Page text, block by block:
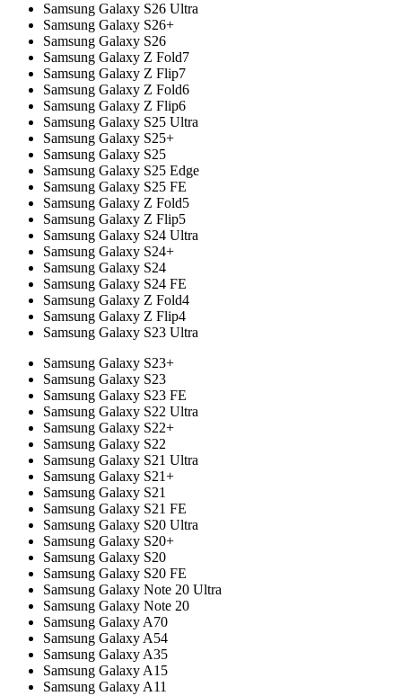
Samsung Galaxy S26 Ultra
Samsung Galaxy S26+
Samsung Galaxy S26
Samsung Galaxy Z Fold7
Samsung Galaxy Z Flip7
Samsung Galaxy Z Fold6
Samsung Galaxy Z Flip6
Samsung Galaxy S25 Ultra
Samsung Galaxy S25+
Samsung Galaxy S25
Samsung Galaxy S25 Edge
Samsung Galaxy S25 FE
Samsung Galaxy Z Fold5
Samsung Galaxy Z Flip5
Samsung Galaxy S24 Ultra
Samsung Galaxy S24+
Samsung Galaxy S24
Samsung Galaxy S24 FE
Samsung Galaxy Z Fold4
Samsung Galaxy Z Flip4
Samsung Galaxy S23 Ultra
Samsung Galaxy S23+
Samsung Galaxy S23
Samsung Galaxy S23 FE
Samsung Galaxy S22 Ultra
Samsung Galaxy S22+
Samsung Galaxy S22
Samsung Galaxy S21 Ultra
Samsung Galaxy S21+
Samsung Galaxy S21
Samsung Galaxy S21 FE
Samsung Galaxy S20 Ultra
Samsung Galaxy S20+
Samsung Galaxy S20
Samsung Galaxy S20 FE
Samsung Galaxy Note 20 Ultra
Samsung Galaxy Note 20
Samsung Galaxy A70
Samsung Galaxy A54
Samsung Galaxy A35
Samsung Galaxy A15
Samsung Galaxy A11